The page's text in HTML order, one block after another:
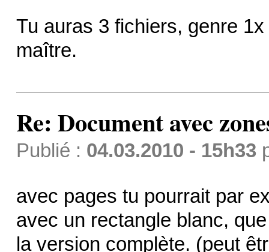
Tu auras 3 fichiers, genre
maître.
Re: Document avec
Publié : 04.03.2010 - 15h33
avec pages tu pourrait par
avec un rectangle blanc,
la version complète. (peut